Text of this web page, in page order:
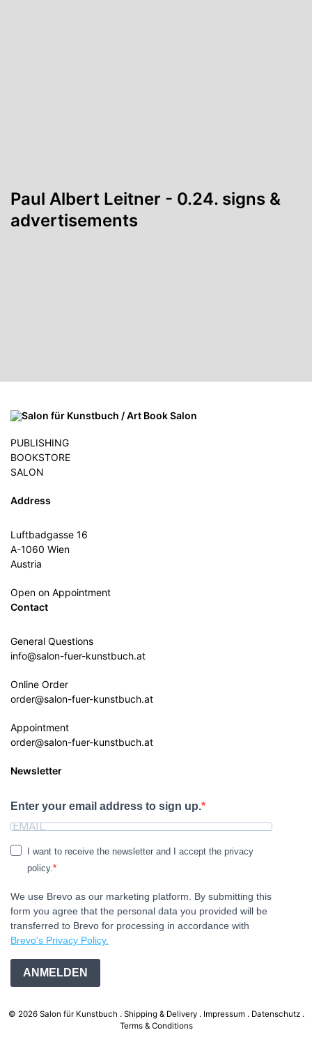
Paul Albert Leitner - 0.24. signs &
advertisements
PUBLISHING
BOOKSTORE
SALON
Address
Luftbadgasse 16
A-1060 Wien
Austria
Open on Appointment
Contact
General Questions
info@salon-fuer-kunstbuch.at
Online Order
order@salon-fuer-kunstbuch.at
Appointment
order@salon-fuer-kunstbuch.at
Newsletter
Enter your email address to sign up.
I want to receive the newsletter and I accept the privacy
policy.
We use Brevo as our marketing platform. By submitting this
form you agree that the personal data you provided will be
transferred to Brevo for processing in accordance with
Brevo's Privacy Policy.
ANMELDEN
© 2026 Salon für Kunstbuch . Shipping & Delivery Impressum
Datenschutz
Terms & Conditions